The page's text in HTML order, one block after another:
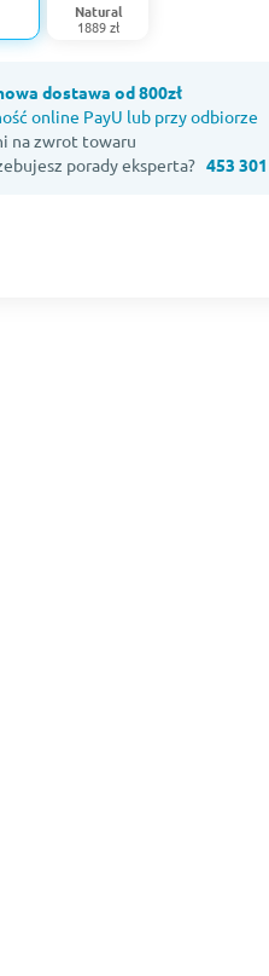
Natural
1889 zł
dostawa od 800zł
online PayU lub przy odbiorze
na zwrot towaru
porady eksperta?453